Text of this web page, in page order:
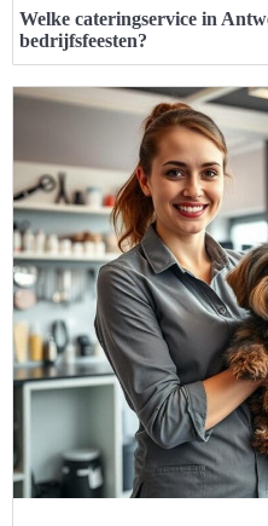
Welke cateringservice in
bedrijfsfeesten?